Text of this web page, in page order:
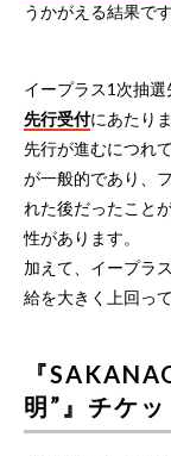
うかがえる結果です
イープラス1次抽
先行受付にあたりま
先行が進むにつれ
が一般的であり、
れた後だったこと
性があります。
加えて、イープラ
給を大きく上回っ
『
明”』チケ